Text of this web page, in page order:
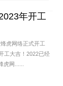
年开工
虎网络正式开工
工大吉！2022已经
网......
目标七大
网站模板）
这是绝大多数中小
的流量也是精准
持就有效果
求